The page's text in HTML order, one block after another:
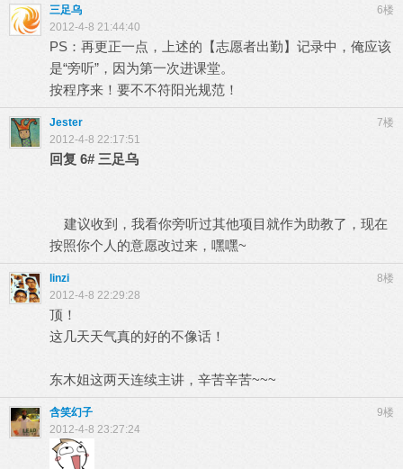
6楼
三足乌
2012-4-8 21:44:40
PS：再更正一点，上述的【志愿者出勤】记录中，俺应该
是“旁听”，因为第一次进课堂。
按程序来！要不不符阳光规范！
7楼
Jester
2012-4-8 22:17:51
回复 6# 三足乌
建议收到，我看你旁听过其他项目就作为助教了，现在
按照你个人的意愿改过来，嘿嘿~
8楼
linzi
2012-4-8 22:29:28
顶！
这几天天气真的好的不像话！
东木姐这两天连续主讲，辛苦辛苦~~~
9楼
含笑幻子
2012-4-8 23:27:24